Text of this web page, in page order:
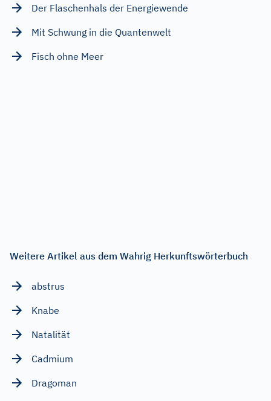
Der Flaschenhals der Energiewende
Mit Schwung in die Quantenwelt
Fisch ohne Meer
Weitere Artikel aus dem Wahrig Herkunftswörterbuch
abstrus
Knabe
Natalität
Cadmium
Dragoman